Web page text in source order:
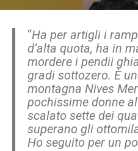
“Ha per artigli i
d’alta quota, ha in
mordere i pendii
gradi sottozero. È
montagna Nives
pochissime donne
scalato sette dei
superano gli
Ho seguito per un